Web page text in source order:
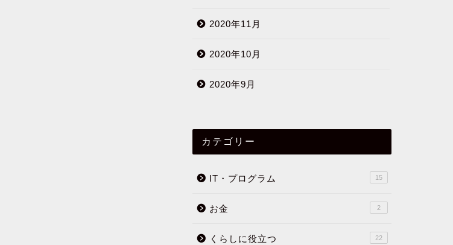
2020年11月
2020年10月
2020年9月
カテゴリー
IT・プログラム 15
お金 2
くらしに役立つ 22